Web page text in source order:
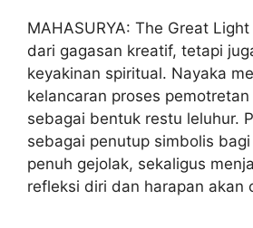
MAHASURYA: The Great
dari gagasan kreatif, tetapi
keyakinan spiritual. Nayaka
kelancaran proses
sebagai bentuk restu leluhur.
sebagai penutup simbolis
penuh gejolak, sekaligus
refleksi diri dan harapan akan